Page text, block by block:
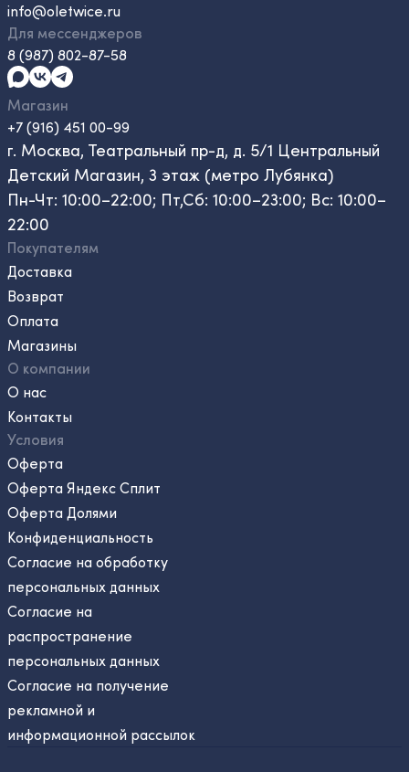
info@oletwice.ru
Для мессенджеров
8 (987) 802-87-58
Магазин
+7 (916) 451 00-99
г. Москва, Театральный пр-д, д. 5/1 Центральный
Детский Магазин, 3 этаж (метро Лубянка)
Пн-Чт: 10:00–22:00; Пт,Сб: 10:00–23:00; Вс: 10:00–
22:00
Покупателям
Доставка
Возврат
Оплата
Магазины
О компании
О нас
Контакты
Условия
Оферта
Оферта Яндекс Сплит
Оферта Долями
Конфиденциальность
Согласие на обработку
персональных данных
Согласие на
распространение
персональных данных
Согласие на получение
рекламной и
информационной рассылок